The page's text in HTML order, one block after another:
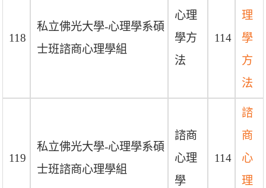
118
私立佛光大學-心理學系碩
士班諮商心理學組
心理
學方
法
114
理
學
方
法
119
私立佛光大學-心理學系碩
士班諮商心理學組
諮商
心理
學
114
諮
商
心
理